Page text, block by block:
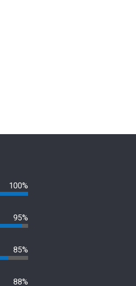
Θανάσης Δούρος: Η έκπληξη των
100%
95%
85%
88%